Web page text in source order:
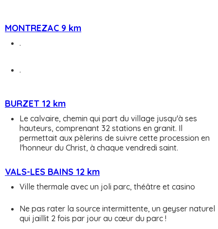
MONTREZAC 9 km
.
.
BURZET 12 km
Le calvaire, chemin qui part du village jusqu'à ses
hauteurs, comprenant 32 stations en granit. Il
permettait aux pèlerins de suivre cette procession en
l'honneur du Christ, à chaque vendredi saint.
VALS-LES BAINS 12 km
Ville thermale avec un joli parc, théâtre et casino
Ne pas rater la source intermittente, un geyser naturel
qui jaillit 2 fois par jour au cœur du parc !